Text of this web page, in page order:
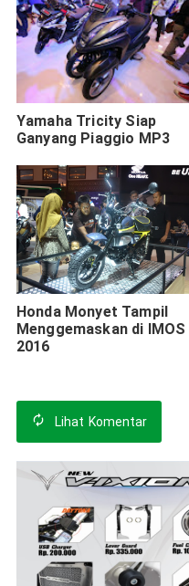
Yamaha Tricity Siap
Ganyang Piaggio MP3
Honda Monyet Tampil
Menggemaskan di IMOS
2016
Lihat Komentar